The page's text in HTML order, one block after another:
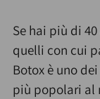
Se hai più di
quelli con cui
Botox è uno
più popolari al